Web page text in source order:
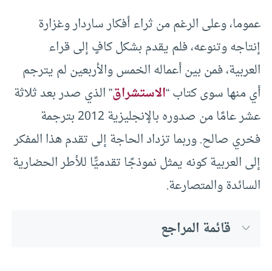
عموما، وعلى الرغم من ثراء أفكار ساردار وغزارة
إنتاجه وتنوعه، فلم يقدم بشكل كافٍ إلى قراء
العربية، فمن بين أعماله الخمس والأربعين لم يترجم
أي منها سوى كتاب “الاستشراق” الذي صدر بعد ثلاثة
عشر عامًا من صدوره بالإنجليزية 2012 بترجمة
فخري صالح. وربما تزداد الحاجة إلى تقدم هذا المفكر
إلى العربية كونه يمثل نموذجًا تقدميًّا للأطر الحضارية
السائدة والمتصارعة.
قائمة المراجع